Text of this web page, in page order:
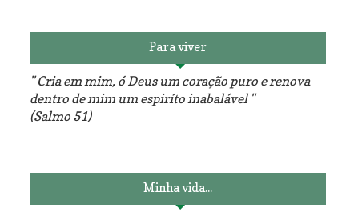
Para viver
" Cria em mim, ó Deus um coração puro e renova
dentro de mim um espiríto inabalável "
(Salmo 51)
Minha vida...